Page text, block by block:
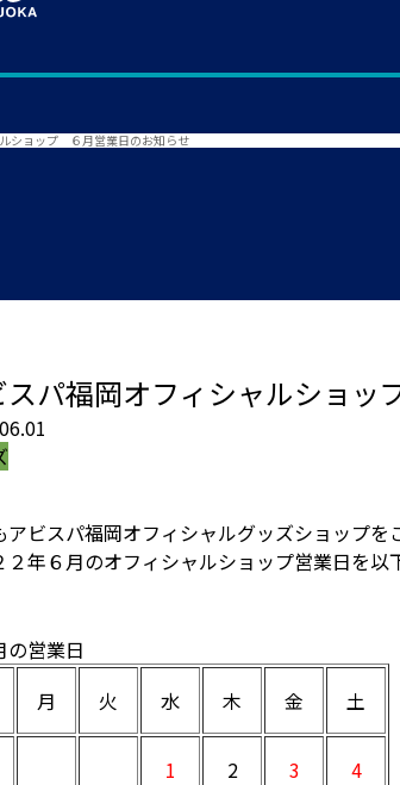
ショップ ６月営業日のお知らせ
スパ福岡オフィシャルショ
アビスパ福岡オフィシャルグッズショップを
２年６月のオフィシャルショップ営業日を以
営業日
月 火 水 木 金 土
1 2 3 4